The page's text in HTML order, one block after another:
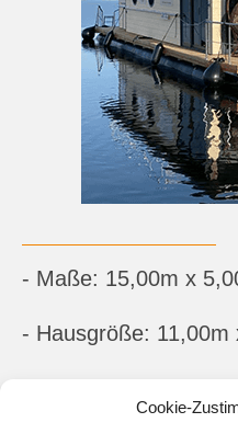
Cookie-
- Maße: 15,00m x
- Hausgröße: 11,00m